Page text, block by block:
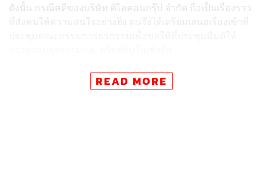
ดังนั้น กรณีคดีของบริษัท ดิไอคอนกรุ๊ป จำกัด ถือเป็นเรื่องราว
ที่สังคมให้ความสนใจอย่างยิ่ง ตนจึงได้เตรียมเสนอเรื่องเข้าที่
นอกจากนี้ ขอบเขตการตรวจสอบเรื่องทรัพย์สิน สำนักงาน
ปปง. จะตรวจสอบทั้งหมด ไม่ว่าจะเป็นทรัพย์สินของนิติบุคคล
READ MORE